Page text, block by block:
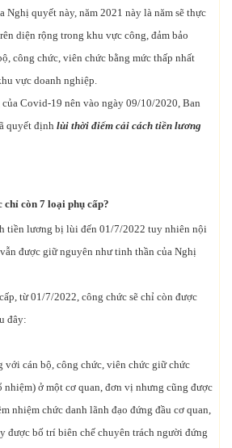
Nghị quyết này, năm 2021 này là năm sẽ thực
diện rộng trong khu vực công, đảm bảo
công chức, viên chức bằng mức thấp nhất
vực doanh nghiệp.
Covid-19 nên vào ngày 09/10/2020, Ban
quyết định lùi thời điểm cải cách tiền lương
còn 7 loại phụ cấp?
tiền lương bị lùi đến 01/7/2022 tuy nhiên nội
được giữ nguyên như tinh thần của Nghị
từ 01/7/2022, công chức sẽ chỉ còn được
đây:
với cán bộ, công chức, viên chức giữ chức
nhiệm) ở một cơ quan, đơn vị nhưng cũng được
nhiệm chức danh lãnh đạo đứng đầu cơ quan,
được bố trí biên chế chuyên trách người đứng